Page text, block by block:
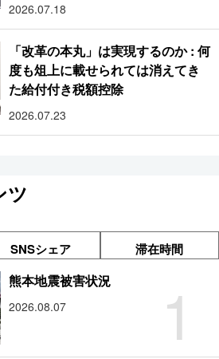
2026.07.18
「改革の本丸」は実現するのか : 何
度も俎上に載せられては消えてき
た給付付き税額控除
2026.07.23
ツ
SNSシェア 滞在時間
1
熊本地震被害状況
2026.08.07